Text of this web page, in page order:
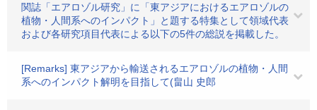
関誌「エアロゾル研究」に「東アジアにおけるエアロゾルの
植物・人間系へのインパクト」と題する特集として領域代表
および各研究項目代表による以下の5件の総説を掲載した。
[Remarks] 東アジアから輸送されるエアロゾルの植物・人間
系へのインパクト解明を目指して(畠山 史郎